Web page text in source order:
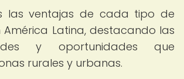
las ventajas de cada tipo de
América Latina, destacando las
y oportunidades que
rurales y urbanas.